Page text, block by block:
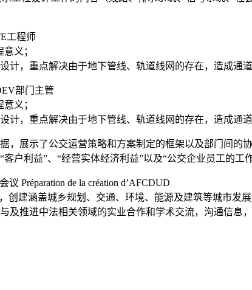
工程师
义；
计，重点解决由于地下管线、轨道线网的存在，造成通
部门主管
义；
计，重点解决由于地下管线、轨道线网的存在，造成通
，展示了公交运营策略和方案制定的框架以及部门间的协
户利益”、“经营实体经济利益”以及“公交企业员工的工作
Préparation de la création d’AFCDUD
创建涵盖城乡规划、交通、环境、能源及建筑等城市
及推进中法相关领域的实业合作和学术交流，沟通信息，